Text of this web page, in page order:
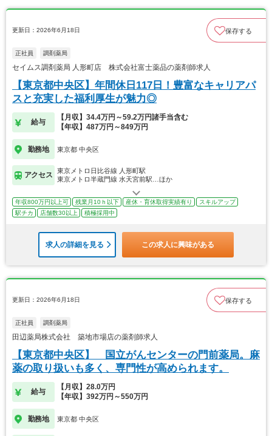
更新日：2026年6月18日 保存する
正社員 調剤薬局
セイムス調剤薬局 人形町店 株式会社富士薬品の薬剤師求人
【東京都中央区】年間休日117日！豊富なキャリアパ
スと充実した福利厚生が魅力◎
給与
【月収】34.4万円～59.2万円諸手当含む
【年収】487万円～849万円
勤務地 東京都 中央区
アクセス
東京メトロ日比谷線 人形町駅
東京メトロ半蔵門線 水天宮前駅…ほか
年収800万円以上可 残業月10ｈ以下 産休・育休取得実績有り
スキルアップ
駅チカ
店舗数30以上 積極採用中
求人の詳細を見る この求人に興味がある
更新日：2026年6月18日 保存する
正社員 調剤薬局
田辺薬局株式会社 築地市場店の薬剤師求人
【東京都中央区】 国立がんセンターの門前薬局。麻
薬の取り扱いも多く、専門性が高められます。
給与
【月収】28.0万円
【年収】392万円～550万円
勤務地 東京都 中央区